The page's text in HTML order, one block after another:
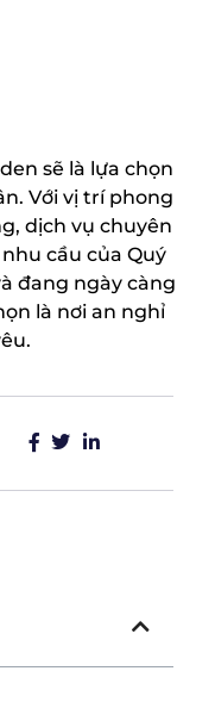
sẽ là lựa chọn
Với vị trí phong
dịch vụ chuyên
cầu của Quý
đang ngày càng
là nơi an nghỉ